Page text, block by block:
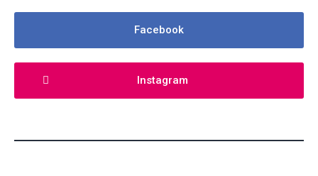
Facebook
Instagram